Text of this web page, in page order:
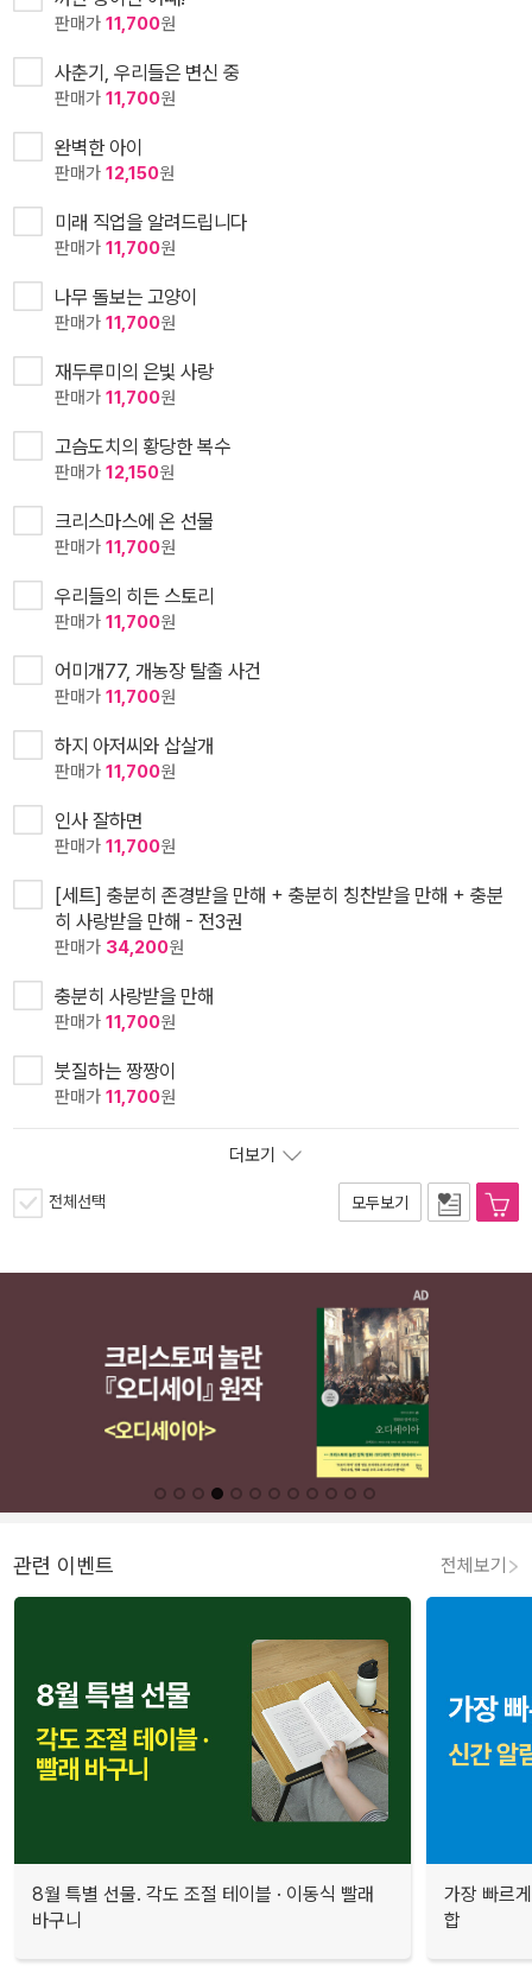
판매가 11,700원
사춘기, 우리들은 변신 중
판매가 11,700원
완벽한 아이
판매가 12,150원
미래 직업을 알려드립니다
판매가 11,700원
나무 돌보는 고양이
판매가 11,700원
재두루미의 은빛 사랑
판매가 11,700원
고슴도치의 황당한 복수
판매가 12,150원
크리스마스에 온 선물
판매가 11,700원
우리들의 히든 스토리
판매가 11,700원
어미개77, 개농장 탈출 사건
판매가 11,700원
하지 아저씨와 삽살개
판매가 11,700원
인사 잘하면
판매가 11,700원
[세트] 충분히 존경받을 만해 + 충분히 칭찬받을 만해 + 충분
히 사랑받을 만해 - 전3권
판매가 34,200원
충분히 사랑받을 만해
판매가 11,700원
붓질하는 짱짱이
판매가 11,700원
더보기
전체선택 모두보기
관련 이벤트 전체보기
8월 특별 선물. 각도 조절 테이블 · 이동식 빨래
바구니
가장 빠르
합